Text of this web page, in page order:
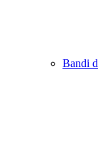
Bandi